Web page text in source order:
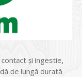
și ingestie,
de lungă durată